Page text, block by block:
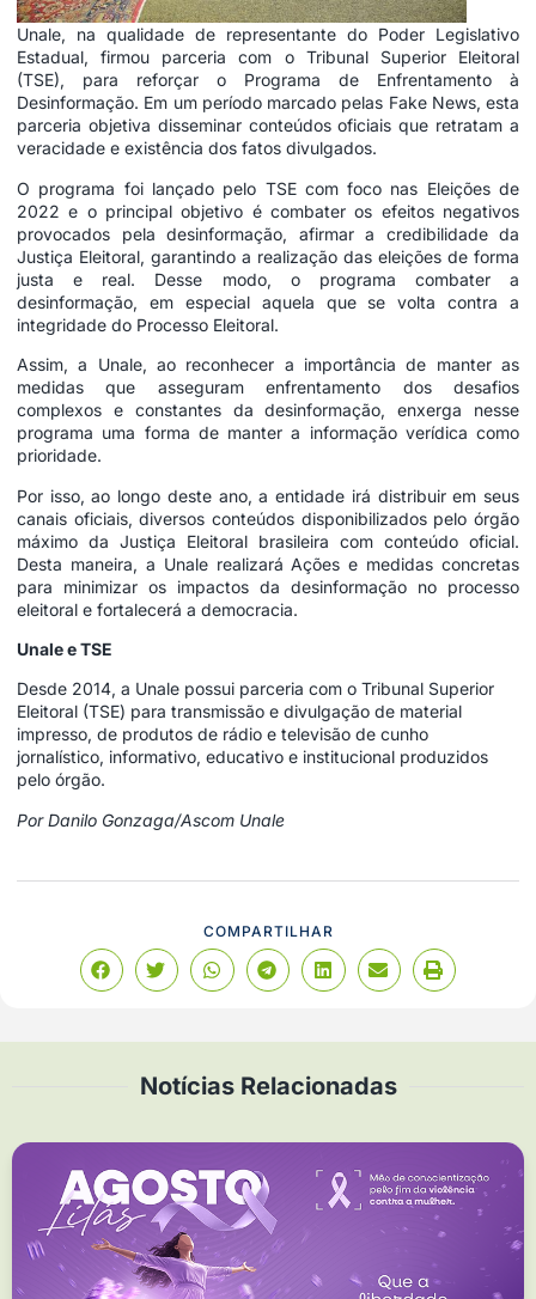
Unale, na qualidade de representante do Poder Legislativo
Estadual, firmou parceria com o Tribunal Superior Eleitoral
(TSE), para reforçar o Programa de Enfrentamento à
Desinformação. Em um período marcado pelas Fake News, esta
parceria objetiva disseminar conteúdos oficiais que retratam a
veracidade e existência dos fatos divulgados.
O programa foi lançado pelo TSE com foco nas Eleições de
2022 e o principal objetivo é combater os efeitos negativos
provocados pela desinformação, afirmar a credibilidade da
Justiça Eleitoral, garantindo a realização das eleições de forma
justa e real. Desse modo, o programa combater a
desinformação, em especial aquela que se volta contra a
integridade do Processo Eleitoral.
Assim, a Unale, ao reconhecer a importância de manter as
medidas que asseguram enfrentamento dos desafios
complexos e constantes da desinformação, enxerga nesse
programa uma forma de manter a informação verídica como
prioridade.
Por isso, ao longo deste ano, a entidade irá distribuir em seus
canais oficiais, diversos conteúdos disponibilizados pelo órgão
máximo da Justiça Eleitoral brasileira com conteúdo oficial.
Desta maneira, a Unale realizará Ações e medidas concretas
para minimizar os impactos da desinformação no processo
eleitoral e fortalecerá a democracia.
Unale e TSE
Desde 2014, a Unale possui parceria com o Tribunal Superior
Eleitoral (TSE) para transmissão e divulgação de material
impresso, de produtos de rádio e televisão de cunho
jornalístico, informativo, educativo e institucional produzidos
pelo órgão.
Por Danilo Gonzaga/Ascom Unale
COMPARTILHAR
Notícias Relacionadas